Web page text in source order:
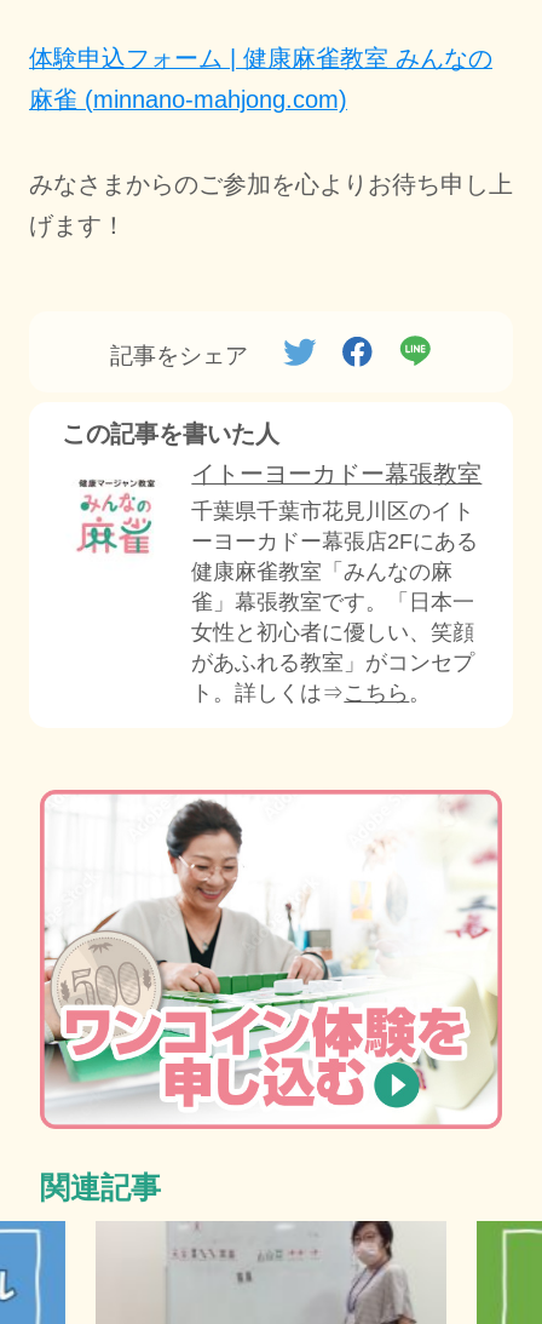
体験申込フォーム | 健康麻雀教室 みんなの
麻雀 (minnano-mahjong.com)
みなさまからのご参加を心よりお待ち申し上
げます！
記事をシェア
この記事を書いた人
イトーヨーカドー幕張教室
千葉県千葉市花見川区のイト
ーヨーカドー幕張店2Fにある
健康麻雀教室「みんなの麻
雀」幕張教室です。「日本一
女性と初心者に優しい、笑顔
があふれる教室」がコンセプ
ト。詳しくは⇒こちら 。
関連記事